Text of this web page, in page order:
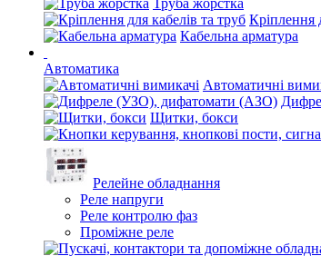
Труба жорстка
Кріплення
Кабельна арматура
Автоматика
Автоматичні
Щитки, бокси
Релейне обладнання
Реле напруги
Реле контролю фаз
Проміжне реле